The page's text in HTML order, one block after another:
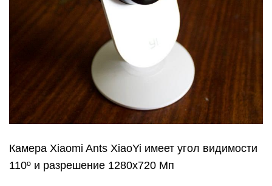
Камера Xiaomi Ants XiaoYi имеет угол видимости
110º и разрешение 1280х720 Мп